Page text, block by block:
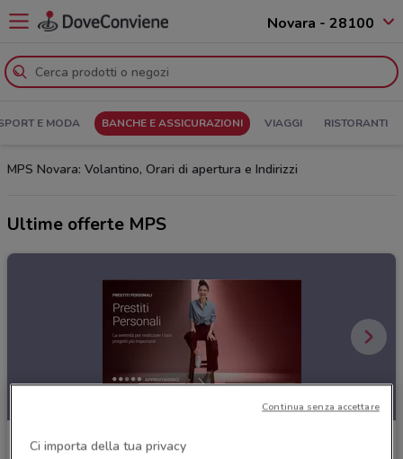
Novara - 28100
E MODA BANCHE E ASSICURAZIONI VIAGGI RISTORANTI
MPS Novara: Volantino, Orari di apertura e Indirizzi
Ultime offerte MPS
MPS
Ci importa della tua privacy
Continua senza accettare